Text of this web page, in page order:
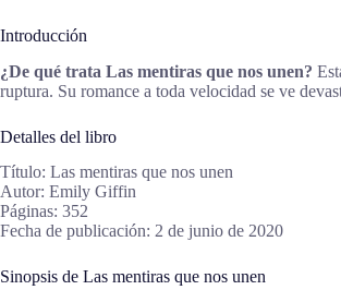
Introducción
¿De qué trata Las mentiras que nos unen?
ruptura. Su romance a toda velocidad se ve
Detalles del libro
Título: Las mentiras que nos unen
Autor: Emily Giffin
Páginas: 352
Fecha de publicación: 2 de junio de 2020
Sinopsis de Las mentiras que nos unen